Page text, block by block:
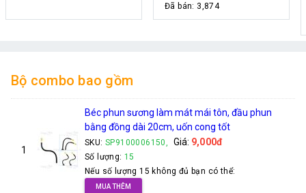
Đã bán: 3,874
Bộ combo bao gồm
1
Béc phun sương làm mát mái tôn, đầu phun
bằng đồng dài 20cm, uốn cong tốt
SKU: SP9100006150, Giá: 9,000đ
Số lượng: 15
Nếu số lượng 15 không đủ bạn có thể:
MUA THÊM